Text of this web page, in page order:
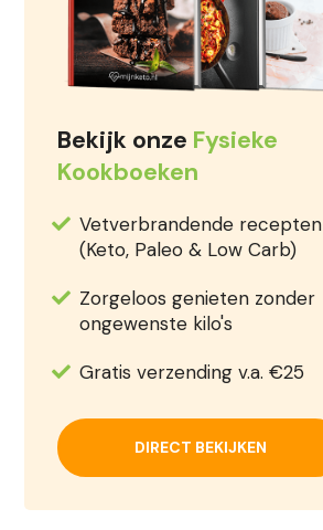
Bekijk onze Fysieke
Kookboeken
Vetverbrandende recepten
(Keto, Paleo & Low Carb)
Zorgeloos genieten zonder
ongewenste kilo's
Gratis verzending v.a. €25
DIRECT BEKIJKEN